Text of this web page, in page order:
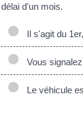
délai d'un mois.
Il s'agit du
Vous
Le véhicule